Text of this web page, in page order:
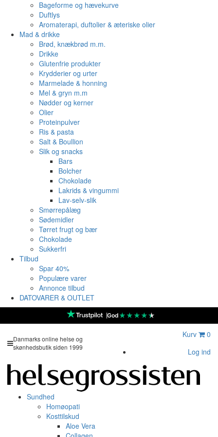
Bageforme og hævekurve
Duftlys
Aromaterapi, duftolier & æteriske olier
Mad & drikke
Brød, knækbrød m.m.
Drikke
Glutenfrie produkter
Krydderier og urter
Marmelade & honning
Mel & gryn m.m
Nødder og kerner
Olier
Proteinpulver
Ris & pasta
Salt & Boullion
Slik og snacks
Bars
Bolcher
Chokolade
Lakrids & vingummi
Lav-selv-slik
Smørrepålæg
Sødemidler
Tørret frugt og bær
Chokolade
Sukkerfri
Tilbud
Spar 40%
Populære varer
Annonce tilbud
DATOVARER & OUTLET
God★★★★★
Danmarks online helse og
skønhedsbutik siden 1999
Kurv
0
Log ind
Sundhed
Homøopati
Kosttilskud
Aloe Vera